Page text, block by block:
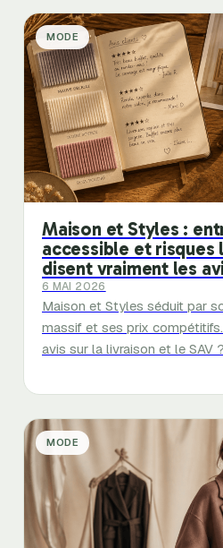
MODE
Maison et Styles :
accessible et risques
disent vraiment les
6 MAI 2026
Maison et Styles séduit par
massif et ses prix
avis sur la livraison et le SAV ?
MODE